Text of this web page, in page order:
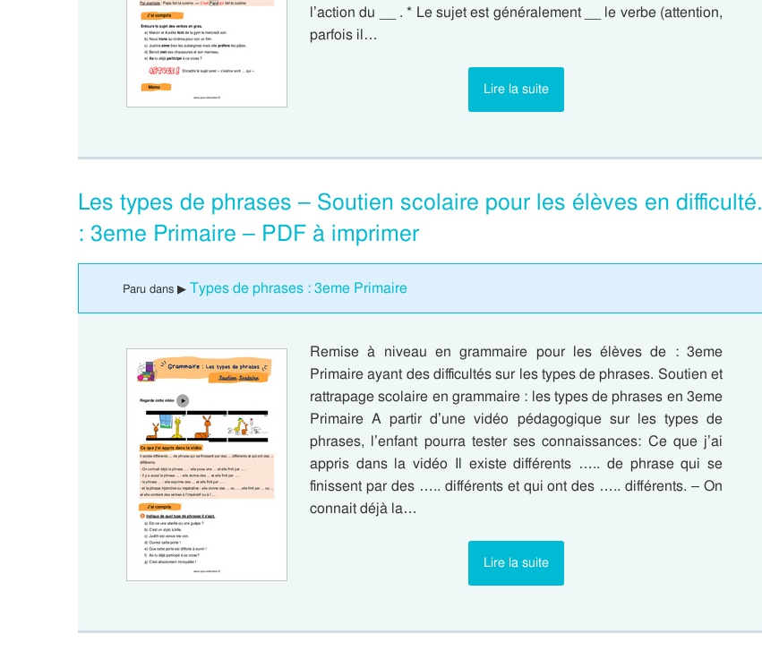
l’action du __ . * Le sujet est généralement __ le verbe (attention,
parfois il…
Lire la suite
Les types de phrases – Soutien scolaire pour les élèves en difficulté.
: 3eme Primaire – PDF à imprimer
Paru dans ▶ Types de phrases : 3eme Primaire
Remise à niveau en grammaire pour les élèves de : 3eme
Primaire ayant des difficultés sur les types de phrases. Soutien et
rattrapage scolaire en grammaire : les types de phrases en 3eme
Primaire A partir d’une vidéo pédagogique sur les types de
phrases, l’enfant pourra tester ses connaissances: Ce que j’ai
appris dans la vidéo Il existe différents ….. de phrase qui se
finissent par des ….. différents et qui ont des ….. différents. – On
connait déjà la…
Lire la suite